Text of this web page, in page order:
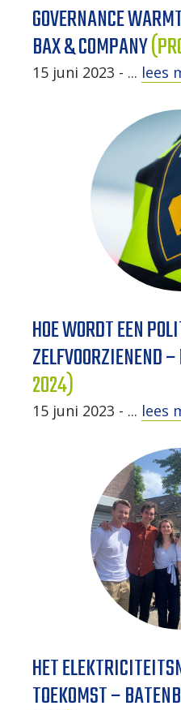
GOVERNANCE
BAX & COMPANY
15 juni 2023 - ... lees
HOE WORDT EEN
ZELFVOORZIENEND
2024)
15 juni 2023 - ... lees
HET
TOEKOMST –